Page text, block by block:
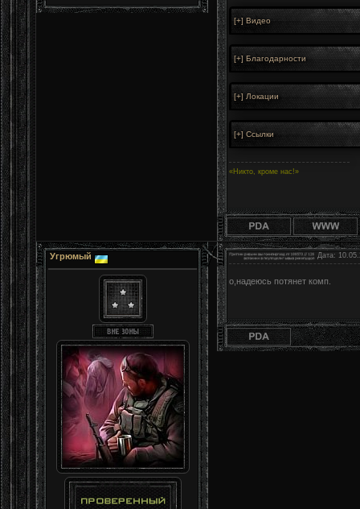
«Никто, кроме нас!»
Угрюмый Дата:
о,надеюсь потянет комп.